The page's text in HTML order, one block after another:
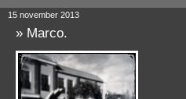
15 november 2013
» Marco.